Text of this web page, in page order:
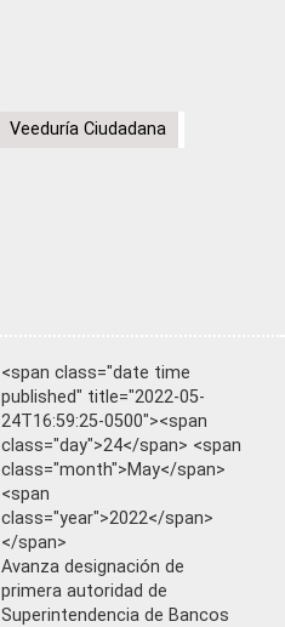
Veeduría Ciudadana
<span class="date time
published" title="2022-05-
24T16:59:25-0500"><span
class="day">24</span> <span
class="month">May</span>
<span
class="year">2022</span>
</span>
Avanza designación de
primera autoridad de
Superintendencia de Bancos